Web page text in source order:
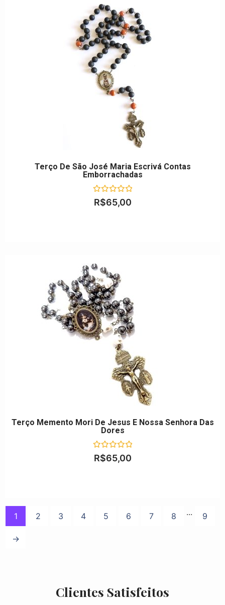
Terço De São José Maria Escrivá Contas
Emborrachadas
Avaliação
0R$65,00
Terço Memento Mori De Jesus E Nossa Senhora Das
Dores
Avaliação
0R$65,00
1 2 3 4 5 6 7 8 ... 9
→
Clientes Satisfeitos